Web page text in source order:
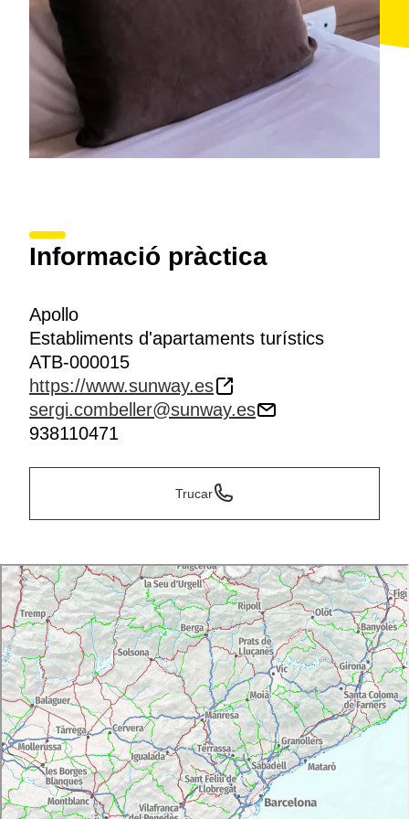
Informació pràctica
Apollo
Establiments d'apartaments turístics
ATB-000015
https://www.sunway.es
sergi.combeller@sunway.es
938110471
Trucar